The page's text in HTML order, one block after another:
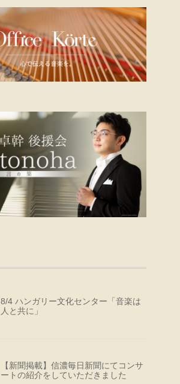
8/4 ハンガリー文化センター「音楽は
人と共に」
【新聞掲載】信濃毎日新聞にてコンサ
ートの紹介をしていただきました